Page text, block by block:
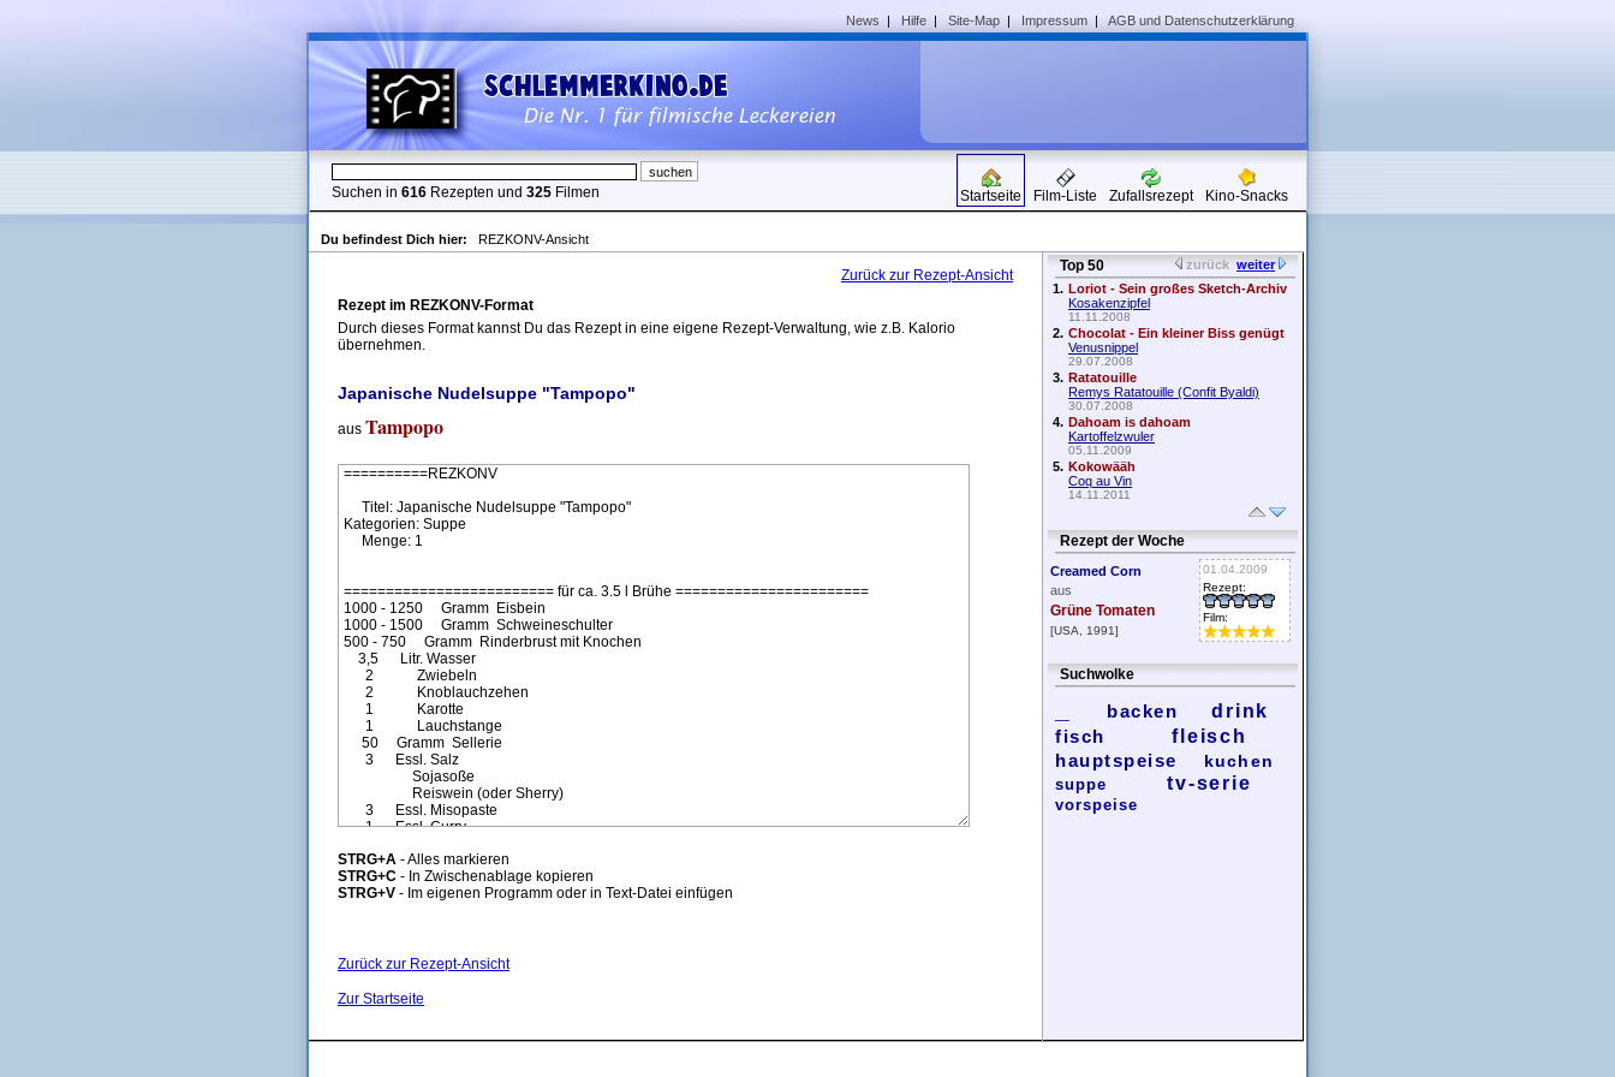
News | Hilfe | Site-Map | Impressum | AGB und Datenschutzerklärung
Suchen in 616 Rezepten und 325 Filmen Startseite Film-Liste Zufallsrezept Kino-Snacks
Du befindest Dich hier: REZKONV-Ansicht
Zurück zur Rezept-Ansicht
Rezept im REZKONV-Format
Durch dieses Format kannst Du das Rezept in eine eigene Rezept-Verwaltung, wie z.B. Kalorio
übernehmen.
Japanische Nudelsuppe "Tampopo"
aus Tampopo
STRG+A - Alles markieren
STRG+C - In Zwischenablage kopieren
STRG+V - Im eigenen Programm oder in Text-Datei einfügen
Zurück zur Rezept-Ansicht
Zur Startseite
zurück weiter
Top 50
1. Loriot - Sein großes Sketch-Archiv
Kosakenzipfel
11.11.2008
2. Chocolat - Ein kleiner Biss genügt
Venusnippel
29.07.2008
3. Ratatouille
Remys Ratatouille (Confit Byaldi)
30.07.2008
4. Dahoam is dahoam
Kartoffelzwuler
05.11.2009
5. Kokowääh
Coq au Vin
14.11.2011
Rezept der Woche
01.04.2009
Rezept:
Film:
Creamed Corn
aus
Grüne Tomaten
[USA, 1991]
Suchwolke
backen
drink
fisch
fleisch
hauptspeise
kuchen
suppe tv-serie
vorspeise